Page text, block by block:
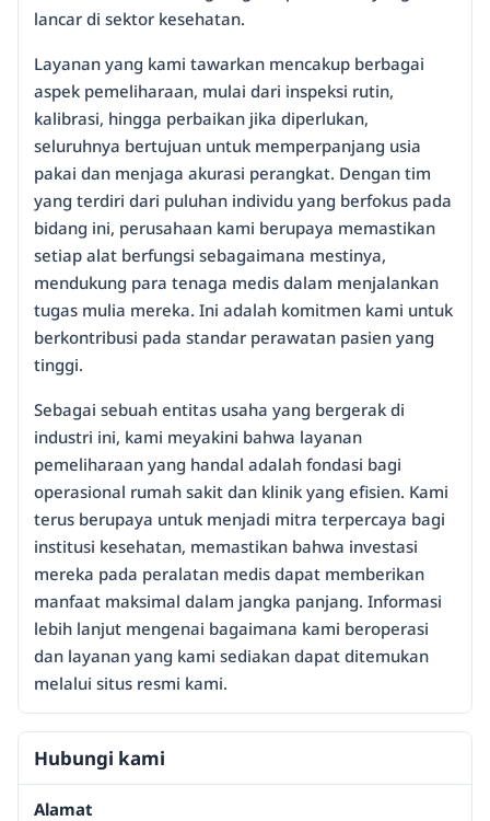
lancar di sektor kesehatan.
Layanan yang kami tawarkan mencakup berbagai
aspek pemeliharaan, mulai dari inspeksi rutin,
kalibrasi, hingga perbaikan jika diperlukan,
seluruhnya bertujuan untuk memperpanjang usia
pakai dan menjaga akurasi perangkat. Dengan tim
yang terdiri dari puluhan individu yang berfokus pada
bidang ini, perusahaan kami berupaya memastikan
setiap alat berfungsi sebagaimana mestinya,
mendukung para tenaga medis dalam menjalankan
tugas mulia mereka. Ini adalah komitmen kami untuk
berkontribusi pada standar perawatan pasien yang
tinggi.
Sebagai sebuah entitas usaha yang bergerak di
industri ini, kami meyakini bahwa layanan
pemeliharaan yang handal adalah fondasi bagi
operasional rumah sakit dan klinik yang efisien. Kami
terus berupaya untuk menjadi mitra terpercaya bagi
institusi kesehatan, memastikan bahwa investasi
mereka pada peralatan medis dapat memberikan
manfaat maksimal dalam jangka panjang. Informasi
lebih lanjut mengenai bagaimana kami beroperasi
dan layanan yang kami sediakan dapat ditemukan
melalui situs resmi kami.
Hubungi kami
Alamat